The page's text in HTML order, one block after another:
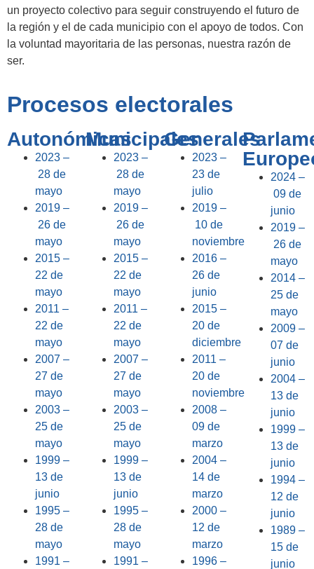
un proyecto colectivo para seguir construyendo el futuro de
la región y el de cada municipio con el apoyo de todos. Con
la voluntad mayoritaria de las personas, nuestra razón de
ser.
Procesos electorales
Autonómicas
2023 –
28 de
mayo
2019 –
26 de
mayo
2015 –
22 de
mayo
2011 –
22 de
mayo
2007 –
27 de
mayo
2003 –
25 de
mayo
1999 –
13 de
junio
1995 –
28 de
mayo
1991 –
Municipales
2023 –
28 de
mayo
2019 –
26 de
mayo
2015 –
22 de
mayo
2011 –
22 de
mayo
2007 –
27 de
mayo
2003 –
25 de
mayo
1999 –
13 de
junio
1995 –
28 de
mayo
1991 –
Generales
2023 –
23 de
julio
2019 –
10 de
noviembre
2016 –
26 de
junio
2015 –
20 de
diciembre
2011 –
20 de
noviembre
2008 –
09 de
marzo
2004 –
14 de
marzo
2000 –
12 de
marzo
1996 –
2024 –
09 de
junio
2019 –
26 de
mayo
2014 –
25 de
mayo
2009 –
07 de
junio
2004 –
13 de
junio
1999 –
13 de
junio
1994 –
12 de
junio
1989 –
15 de
junio